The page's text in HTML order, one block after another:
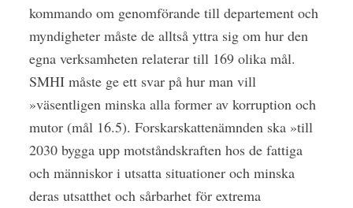
kommando om genomförande till departement och
myndigheter måste de alltså yttra sig om hur den
egna verksamheten relaterar till 169 olika mål.
SMHI måste ge ett svar på hur man vill
»väsentligen minska alla former av korruption och
mutor (mål 16.5). Forskarskattenämnden ska »till
2030 bygga upp motståndskraften hos de fattiga
och människor i utsatta situationer och minska
deras utsatthet och sårbarhet för extrema